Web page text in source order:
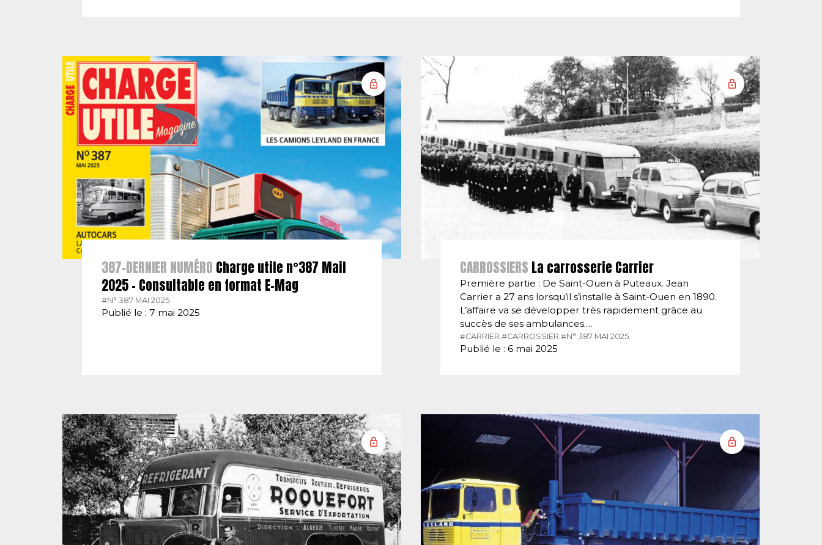
387-DERNIER NUMÉRO Charge utile n°387 Mail
2025 – Consultable en format E-Mag
#N° 387 MAI 2025.
Publié le : 7 mai 2025
CARROSSIERS La carrosserie Carrier
Première partie : De Saint-Ouen à Puteaux. Jean
Carrier a 27 ans lorsqu’il s’installe à Saint-Ouen en 1890.
L’affaire va se développer très rapidement grâce au
succès de ses ambulances.…
#CARRIER.#CARROSSIER.#N° 387 MAI 2025.
Publié le : 6 mai 2025